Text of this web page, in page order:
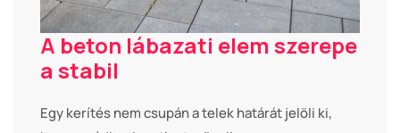
A beton lábazati elem szerepe
a stabil
Egy kerítés nem csupán a telek határát jelöli ki,